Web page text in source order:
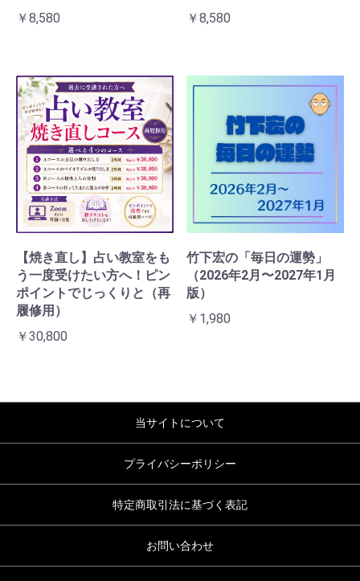
￥8,580
￥8,580
【焼き直し】占い教室をも
う一度受けたい方へ！ピン
ポイントでじっくりと（再
履修用）
￥30,800
竹下宏の「毎日の運勢」
（2026年2月〜2027年1月
版）
￥1,980
当サイトについて
プライバシーポリシー
特定商取引法に基づく表記
お問い合わせ